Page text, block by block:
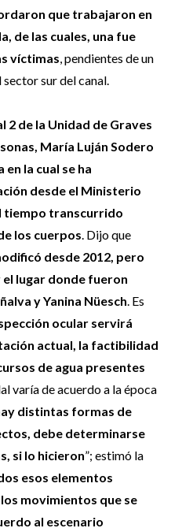
que trabajaron en
de las cuales, una fue
víctimas, pendientes de un
sector sur del canal.
2 de la Unidad de Graves
María Luján Sodero
la cual se ha
desde el Ministerio
tiempo transcurrido
los cuerpos. Dijo que
desde 2012, pero
lugar donde fueron
y Yanina Nüesch. Es
ocular servirá
actual, la factibilidad
de agua presentes
varía de acuerdo a la época
distintas formas de
debe determinarse
si lo hicieron”; estimó la
esos elementos
movimientos que se
al escenario